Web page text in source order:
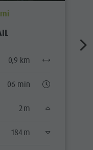
0,9 km
06 min
2 m
184 m